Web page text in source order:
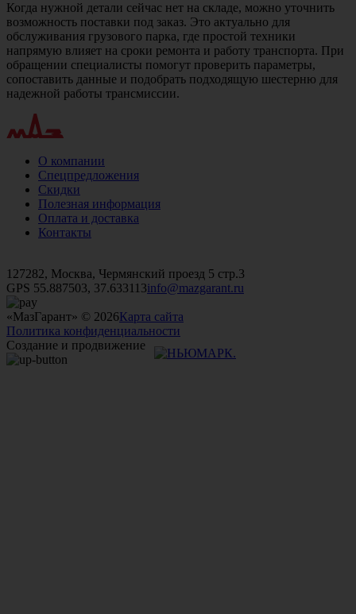
Когда нужной детали сейчас нет на складе, можно уточнить
возможность поставки под заказ. Это актуально для
обслуживания грузового парка, где простой техники
напрямую влияет на сроки ремонта и работу транспорта. При
обращении специалисты помогут проверить параметры,
сопоставить данные и подобрать подходящую шестерню для
надежной работы трансмиссии.
О компании
Спецпредложения
Скидки
Полезная информация
Оплата и доставка
Контакты
127282, Москва, Чермянский проезд 5 стр.3
GPS 55.887503, 37.633113info@mazgarant.ru
«МазГарант» © 2026Карта сайта
Политика конфиденциальности
Создание и продвижение